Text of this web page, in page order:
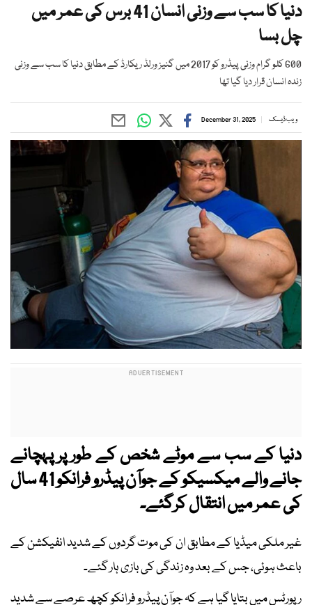
دنیا کا سب سے وزنی انسان 41 برس کی عمر میں
چل بسا
600 کلو گرام وزنی پیڈرو کو 2017 میں گنیز ورلڈ ریکارڈ کے مطابق دنیا کا سب سے وزنی
زندہ انسان قرار دیا گیا تھا
ویب ڈیسک December 31, 2025
دنیا کے سب سے موٹے شخص کے طور پر پہچانے
جانے والے میکسیکو کے جوآن پیڈرو فرانکو 41 سال
کی عمر میں انتقال کرگئے۔
غیر ملکی میڈیا کے مطابق ان کی موت گردوں کے شدید انفیکشن کے
باعث ہوئی، جس کے بعد وہ زندگی کی بازی ہار گئے۔
رپورٹس میں بتایا گیا ہے کہ جوآن پیڈرو فرانکو کچھ عرصے سے شدید